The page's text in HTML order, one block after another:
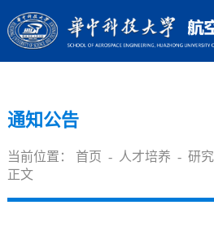
通知公告
当前位置： 首页 - 人才培养 - 研
正文